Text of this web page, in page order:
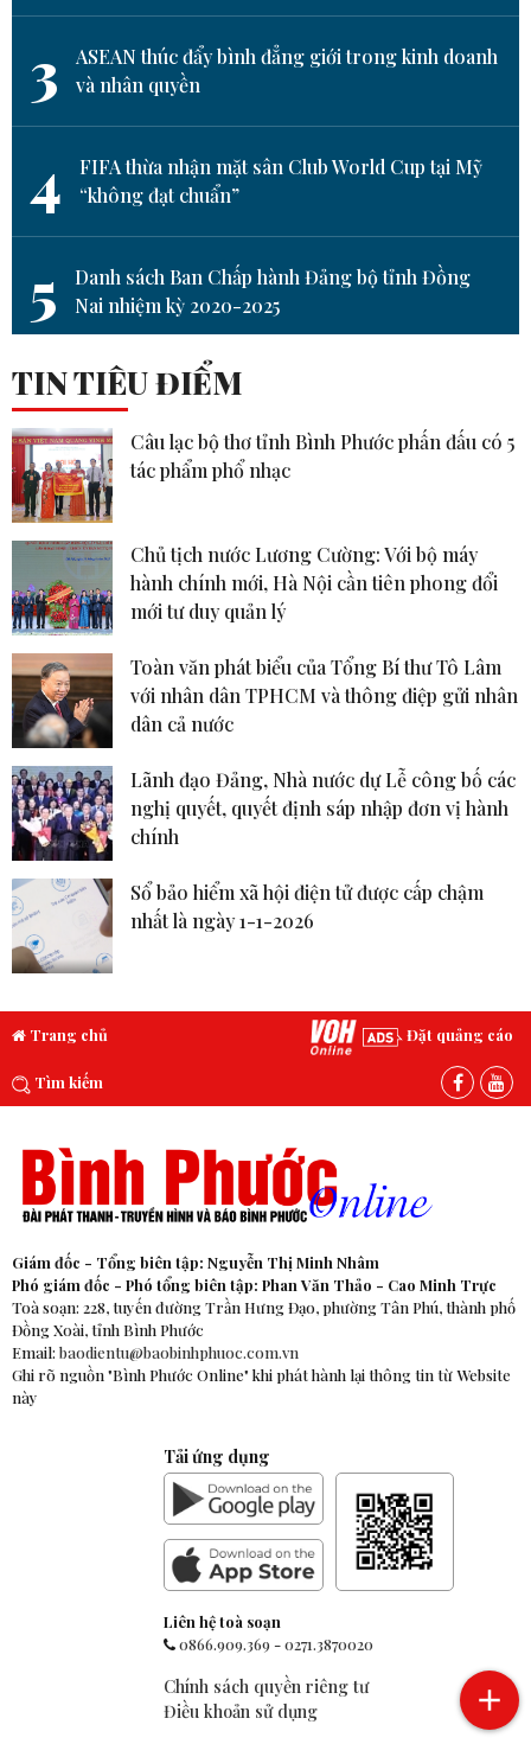
3
ASEAN thúc đẩy bình đẳng giới trong kinh doanh
và nhân quyền
4
FIFA thừa nhận mặt sân Club World Cup tại Mỹ
“không đạt chuẩn”
5
Danh sách Ban Chấp hành Đảng bộ tỉnh Đồng
Nai nhiệm kỳ 2020-2025
TIN TIÊU ĐIỂM
Câu lạc bộ thơ tỉnh Bình Phước phấn đấu có 5
tác phẩm phổ nhạc
Chủ tịch nước Lương Cường: Với bộ máy
hành chính mới, Hà Nội cần tiên phong đổi
mới tư duy quản lý
Toàn văn phát biểu của Tổng Bí thư Tô Lâm
với nhân dân TPHCM và thông điệp gửi nhân
dân cả nước
Lãnh đạo Đảng, Nhà nước dự Lễ công bố các
nghị quyết, quyết định sáp nhập đơn vị hành
chính
Sổ bảo hiểm xã hội điện tử được cấp chậm
nhất là ngày 1-1-2026
Trang chủ Đặt quảng cáo
Tìm kiếm
Giám đốc - Tổng biên tập: Nguyễn Thị Minh Nhâm
Phó giám đốc - Phó tổng biên tập: Phan Văn Thảo - Cao Minh Trực
Toà soạn: 228, tuyến đường Trần Hưng Đạo, phường Tân Phú, thành phố
Đồng Xoài, tỉnh Bình Phước
Email: baodientu@baobinhphuoc.com.vn
Ghi rõ nguồn "Bình Phước Online" khi phát hành lại thông tin từ Website
này
Tải ứng dụng
Liên hệ toà soạn
0866.909.369-0271.3870020
Chính sách quyền riêng tư
Điều khoản sử dụng